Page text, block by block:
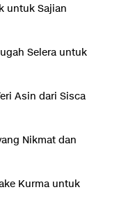
untuk Sajian
Selera untuk
Asin dari Sisca
Nikmat dan
Kurma untuk